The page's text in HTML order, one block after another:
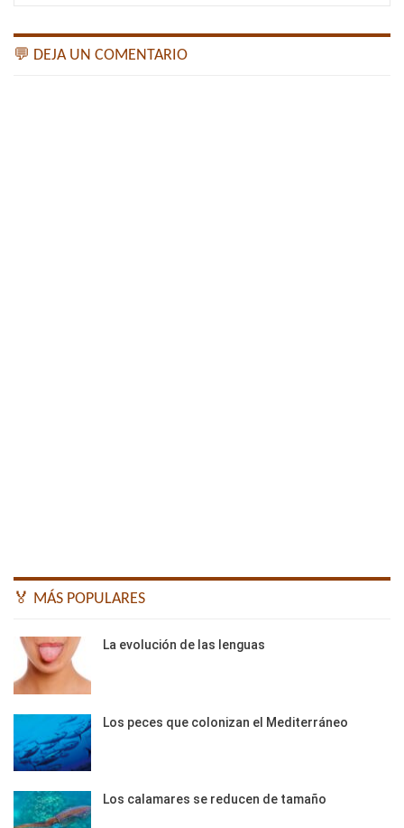
💬 DEJA UN COMENTARIO
🏅 MÁS POPULARES
La evolución de las lenguas
Los peces que colonizan el Mediterráneo
Los calamares se reducen de tamaño